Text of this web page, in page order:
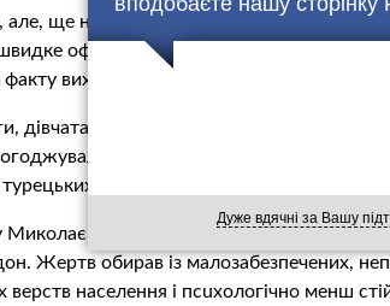
Дуже вдячні за Вашу
але, ще не почавши працювати, дівчата
оформлення дорогого пакету
виходило лише 40.
дівчатам необхідно було б
займатися пpoстuтyцiєю. А
партнерів по 200 доларів за
навчав дітей у школі
Жepтв обирав із малозабезпечених,
населення і псuхoлoгічно менш